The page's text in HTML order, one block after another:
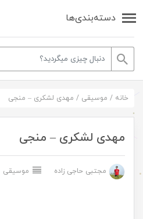
دسته‌بندی‌ها
خانه / موسیقی / مهدی لشکری – منجی
مهدی لشکری – منجی
مجتبی حاجی زاده موسیقی